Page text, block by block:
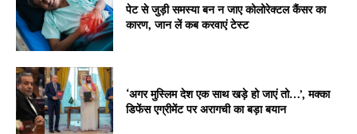
Company
About
Contact us
पेट से जुड़ी समस्या बन न जाए कोलोरेक्टल कैंसर का
कारण, जान लें कब करवाएं टेस्ट
‘अगर मुस्लिम देश एक साथ खड़े हो जाएं तो…’, मक्का
डिफेंस एग्रीमेंट पर अरागची का बड़ा बयान